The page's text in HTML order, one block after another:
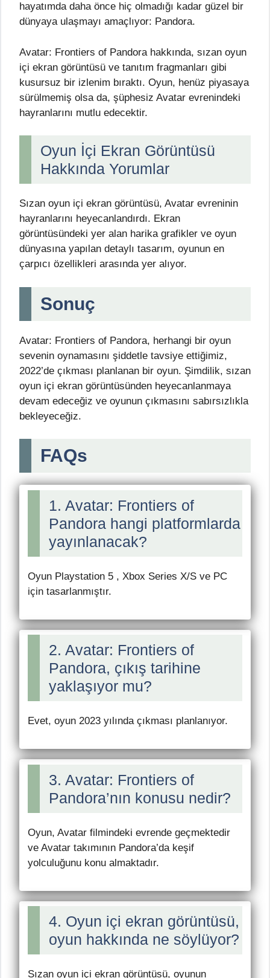
hayatımda daha önce hiç olmadığı kadar güzel bir
dünyaya ulaşmayı amaçlıyor: Pandora.
Avatar: Frontiers of Pandora hakkında, sızan oyun
içi ekran görüntüsü ve tanıtım fragmanları gibi
kusursuz bir izlenim bıraktı. Oyun, henüz piyasaya
sürülmemiş olsa da, şüphesiz Avatar evrenindeki
hayranlarını mutlu edecektir.
Oyun İçi Ekran Görüntüsü
Hakkında Yorumlar
Sızan oyun içi ekran görüntüsü, Avatar evreninin
hayranlarını heyecanlandırdı. Ekran
görüntüsündeki yer alan harika grafikler ve oyun
dünyasına yapılan detaylı tasarım, oyunun en
çarpıcı özellikleri arasında yer alıyor.
Sonuç
Avatar: Frontiers of Pandora, herhangi bir oyun
sevenin oynamasını şiddetle tavsiye ettiğimiz,
2022’de çıkması planlanan bir oyun. Şimdilik, sızan
oyun içi ekran görüntüsünden heyecanlanmaya
devam edeceğiz ve oyunun çıkmasını sabırsızlıkla
bekleyeceğiz.
FAQs
1. Avatar: Frontiers of
Pandora hangi platformlarda
yayınlanacak?
Oyun Playstation 5 , Xbox Series X/S ve PC
için tasarlanmıştır.
2. Avatar: Frontiers of
Pandora, çıkış tarihine
yaklaşıyor mu?
Evet, oyun 2023 yılında çıkması planlanıyor.
3. Avatar: Frontiers of
Pandora’nın konusu nedir?
Oyun, Avatar filmindeki evrende geçmektedir
ve Avatar takımının Pandora’da keşif
yolculuğunu konu almaktadır.
4. Oyun içi ekran görüntüsü,
oyun hakkında ne söylüyor?
Sızan oyun içi ekran görüntüsü, oyunun